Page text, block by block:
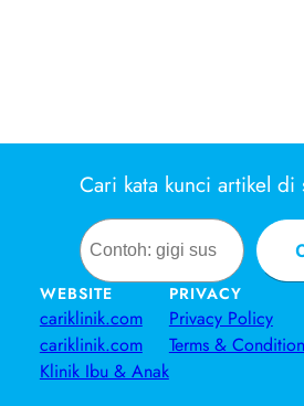
Cari kata kunci artikel
Search
WEBSITE
cariklinik.com
cariklinik.com
Klinik Ibu & Anak
PRIVACY
Privacy Policy
Terms &